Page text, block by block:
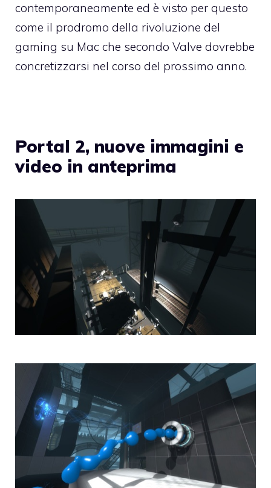
contemporaneamente ed è visto per questo
come il prodromo della rivoluzione del
gaming su Mac che secondo Valve dovrebbe
concretizzarsi nel corso del prossimo anno.
Portal 2, nuove immagini e
video in anteprima